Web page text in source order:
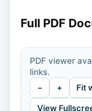
Full PDF
PDF viewer
links.
− + Fit
View